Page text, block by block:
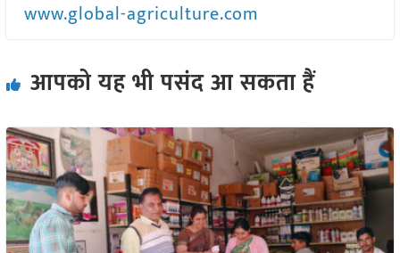
www.global-agriculture.com
आपको यह भी पसंद आ सकता हैं